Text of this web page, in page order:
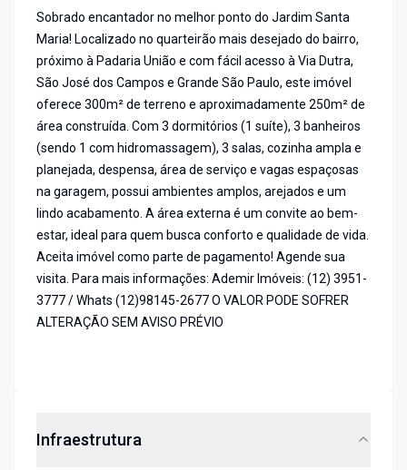
Sobrado encantador no melhor ponto do Jardim Santa
Maria! Localizado no quarteirão mais desejado do bairro,
próximo à Padaria União e com fácil acesso à Via Dutra,
São José dos Campos e Grande São Paulo, este imóvel
oferece 300m² de terreno e aproximadamente 250m² de
área construída. Com 3 dormitórios (1 suíte), 3 banheiros
(sendo 1 com hidromassagem), 3 salas, cozinha ampla e
planejada, despensa, área de serviço e vagas espaçosas
na garagem, possui ambientes amplos, arejados e um
lindo acabamento. A área externa é um convite ao bem-
estar, ideal para quem busca conforto e qualidade de vida.
Aceita imóvel como parte de pagamento! Agende sua
visita. Para mais informações: Ademir Imóveis: (12) 3951-
3777 / Whats (12)98145-2677 O VALOR PODE SOFRER
ALTERAÇÃO SEM AVISO PRÉVIO
Infraestrutura